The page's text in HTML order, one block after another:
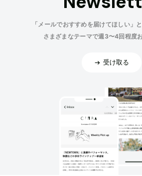
「メールでおすすめを届けてほしい」
さまざまなテーマで週3〜4回程度
受け取る